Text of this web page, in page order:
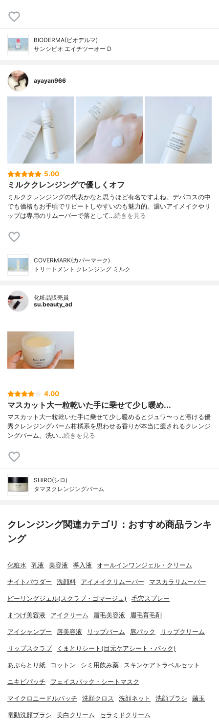
BIODERMA(ビオデルマ)
サンシビオ エイチツーオー D
ayayan966
5.00
ミルククレンジングで優しくオフ
ミルククレンジングの代表かなと思うほど有名ですよね。デパコスの中
でも価格もお手頃でリピートしやすいのも魅力的。濃いアイメイクやリ
ップは専用のリムーバーで落として…続きを見る
COVERMARK(カバーマーク)
トリートメント クレンジング ミルク
化粧品販売員
su.beauty_ad
4.00
マスカット大一粒乾いた手に乗せて少し暖め...
マスカット大一粒乾いた手に乗せて少し暖めるとジュワ〜っと溶ける優
秀クレンジングバーム柑橘系を思わせる香りが本当に癒されるクレンジ
ングバーム。洗い…続きを見る
SHIRO(シロ)
タマヌクレンジングバーム
クレンジング関連カテゴリ：おすすめ商品ランキ
ング
化粧水 乳液 美容液 導入液 オールインワンジェル・クリーム
ナイトパウダー 洗顔料 アイメイクリムーバー マスカラリムーバー
ピーリングジェル(スクラブ・ゴマージュ) 毛穴スプレー
まつげ美容液 アイクリーム 眉毛美容液 眉毛育毛剤
アイシャンプー 唇美容液 リップバーム 唇パック リップクリーム
リップスクラブ くまとりシート(目元ケアシート・パック)
あぶらとり紙 コットン シミ用飲み薬 スキンケアトラベルセット
ニキビパッチ フェイスパック・シートマスク
マイクロニードルパッチ 洗顔クロス 洗顔ネット 洗顔ブラシ 繭玉
電動洗顔ブラシ 美白クリーム セラミドクリーム